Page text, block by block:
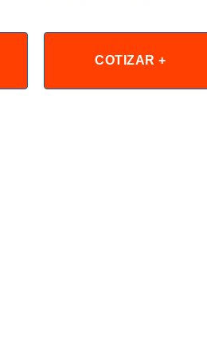
COTIZAR +